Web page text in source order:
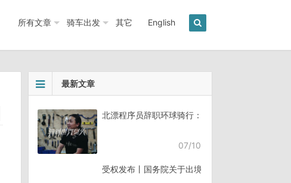
所有文章 骑车出发 其它 English
最新文章
北漂程序员辞职环球骑行：7年骑行45个国家《骑
07/10
受权发布丨国务院关于出境入境管理的规定